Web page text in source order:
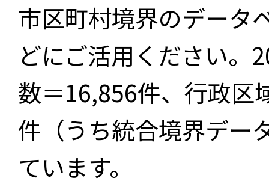
市区町村境界のデータ
どにご活用ください。
数＝16,856件、行政区
件（うち統合境界デー
ています。